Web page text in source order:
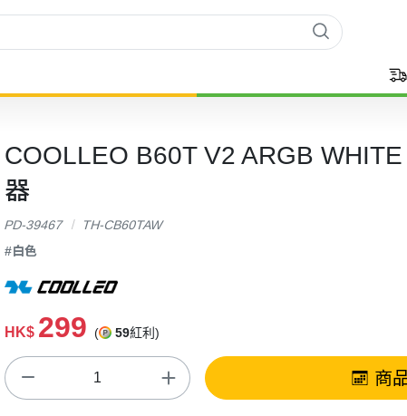
COOLLEO B60T V2 ARGB
器
PD-39467
TH-CB60TAW
#白色
HK$ 299 ( 59紅利)
商